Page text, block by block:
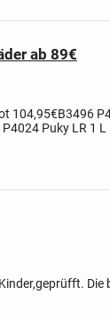
ab 89€
104,95€B3496
Puky LR 1 L
L Lauflernrad...
Die